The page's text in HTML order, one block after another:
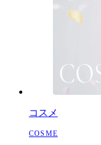
コスメ
COSME